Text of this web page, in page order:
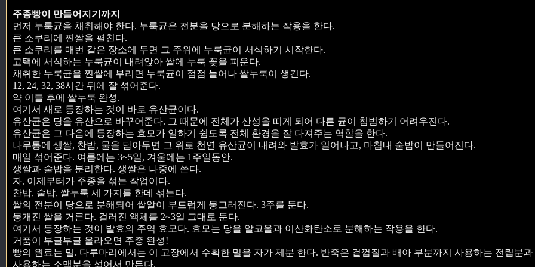
주종빵이 만들어지기까지
먼저 누룩균을 채취해야 한다. 누룩균은 전분을 당으로 분해하는 작용을 한다.
큰 소쿠리에 찐쌀을 펼친다.
큰 소쿠리를 매번 같은 장소에 두면 그 주위에 누룩균이 서식하기 시작한다.
고택에 서식하는 누룩균이 내려앉아 쌀에 누룩 꽃을 피운다.
채취한 누룩균을 찐쌀에 부리면 누룩균이 점점 늘어나 쌀누룩이 생긴다.
12, 24, 32, 38시간 뒤에 잘 섞어준다.
약 이틀 후에 쌀누룩 완성.
여기서 새로 등장하는 것이 바로 유산균이다.
유산균은 당을 유산으로 바꾸어준다. 그 때문에 전체가 산성을 띠게 되어 다른 균이 침범하기 어려우진다.
유산균은 그 다음에 등장하는 효모가 일하기 쉽도록 전체 환경을 잘 다져주는 역할을 한다.
나무통에 생쌀, 찬밥, 물을 담아두면 그 위로 천연 유산균이 내려와 발효가 일어나고, 마침내 술밥이 만들어진다.
매일 섞어준다. 여름에는 3~5일, 겨울에는 1주일동안.
생쌀과 술밥을 분리한다. 생쌀은 나중에 쓴다.
자, 이제부터가 주종을 섞는 작업이다.
찬밥, 술밥, 쌀누룩 세 가지를 한데 섞는다.
쌀의 전분이 당으로 분해되어 쌀알이 부드럽게 뭉그러진다. 3주를 둔다.
뭉개진 쌀을 거른다. 걸러진 액체를 2~3일 그대로 둔다.
여기서 등장하는 것이 발효의 주역 효모다. 효모는 당을 알코올과 이산화탄소로 분해하는 작용을 한다.
거품이 부글부글 올라오면 주종 완성!
빵의 원료는 밀. 다루마리에서는 이 고장에서 수확한 밀을 자가 제분 한다. 반죽은 겉껍질과 배아 부분까지 사용하는 전립분
사용하는 소맥분을 섞어서 만든다.